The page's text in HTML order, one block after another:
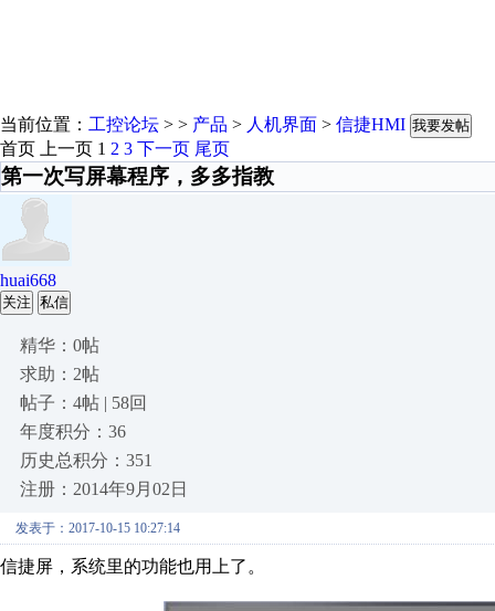
当前位置： 工控论坛 > > 产品 > 人机界面 > 信捷HMI 我要发帖
首页 上一页 1 2 3 下一页 尾页
第一次写屏幕程序，多多指教
huai668
关注 私信
精华：0帖
求助：2帖
帖子：4帖 | 58回
年度积分：36
历史总积分：351
注册：2014年9月02日
发表于：2017-10-15 10:27:14
信捷屏，系统里的功能也用上了。